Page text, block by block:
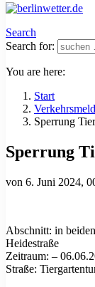
Search
Search for:
You are here:
Start
Sperrung
Sperrung
von 6. Juni 2024,
Abschnitt: in
Heidestraße
Zeitraum: –
Straße: